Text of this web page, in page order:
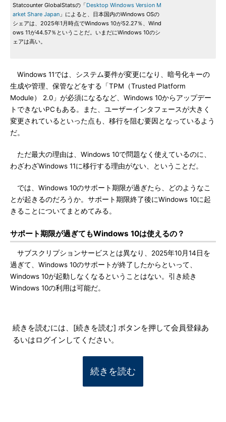
Statcounter GlobalStatsの「Desktop Windows Version M
arket Share Japan 」によると、日本国内のWindows OSの
シェアは、2025年1月時点でWindows 10が52.27％、Wind
ows 11が44.57％ということだ。いまだにWindows 10のシ
ェアは高い。
Windows 11では、システム要件が変更になり、暗号化キーの
生成や管理、保管などをする「TPM（Trusted Platform
Module） 2.0」が必須になるなど、Windows 10からアップデー
トできないPCもある。また、ユーザーインタフェースが大きく
変更されているといった点も、移行を阻む要因となっているよう
だ。
ただ最大の理由は、Windows 10で問題なく使えているのに、
わざわざWindows 11に移行する理由がない、ということだ。
では、Windows 10のサポート期限が過ぎたら、どのようなこ
とが起きるのだろうか。サポート期限終了後にWindows 10に起
きることについてまとめてみる。
サポート期限が過ぎてもWindows 10は使えるの？
サブスクリプションサービスとは異なり、2025年10月14日を
過ぎて、Windows 10のサポートが終了したからといって、
Windows 10が起動しなくなるということはない。引き続き
Windows 10の利用は可能だ。
続きを読むには、[続きを読む] ボタンを押して会員登録あ
るいはログインしてください。
続きを読む